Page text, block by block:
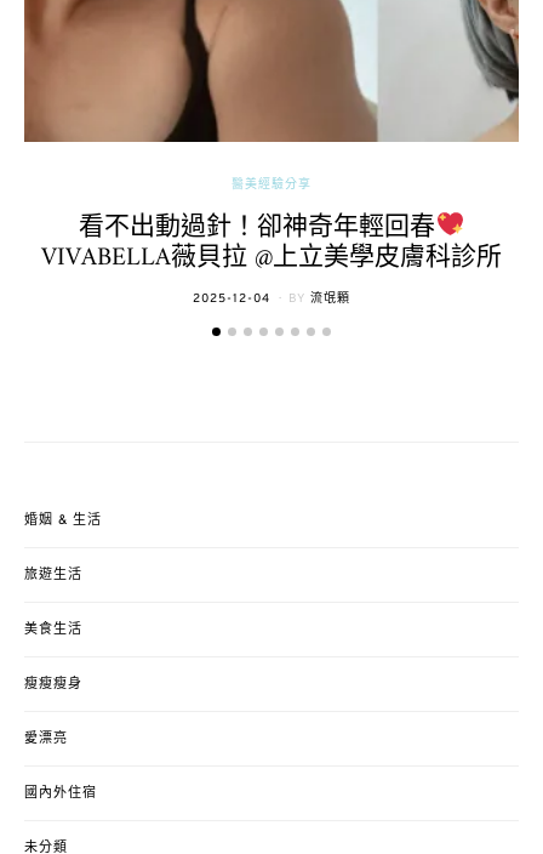
醫美經驗分享
看不出動過針！卻神奇年輕回春
VIVABELLA薇貝拉 @上立美學皮膚科診所
POSTED
2025-12-04 BY 流氓顆
婚姻 & 生活
旅遊生活
美食生活
瘦瘦瘦身
愛漂亮
國內外住宿
未分類